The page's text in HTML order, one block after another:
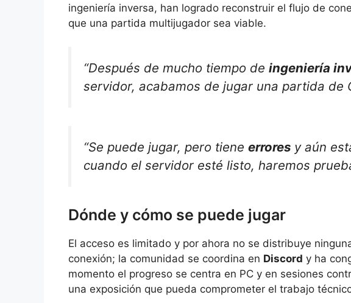
ingeniería inversa, han logrado reconstruir el flujo de
que una partida multijugador sea viable.
“Después de mucho tiempo de ingeniería
servidor, acabamos de jugar una partida de
“Se puede jugar, pero tiene errores y aún
cuando el servidor esté listo, haremos
Dónde y cómo se puede jugar
El acceso es limitado y por ahora no se distribuye
conexión; la comunidad se coordina en Discord y ha
momento el progreso se centra en PC y en sesiones
una exposición que pueda comprometer el trabajo